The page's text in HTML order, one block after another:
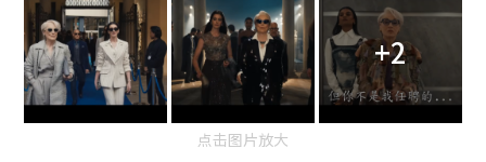
+2
点击图片放大